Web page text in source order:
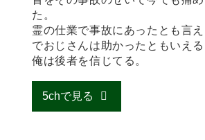
た。
霊の仕業で事故にあったとも言
でおじさんは助かったともいえる
俺は後者を信じてる。
5chで見る